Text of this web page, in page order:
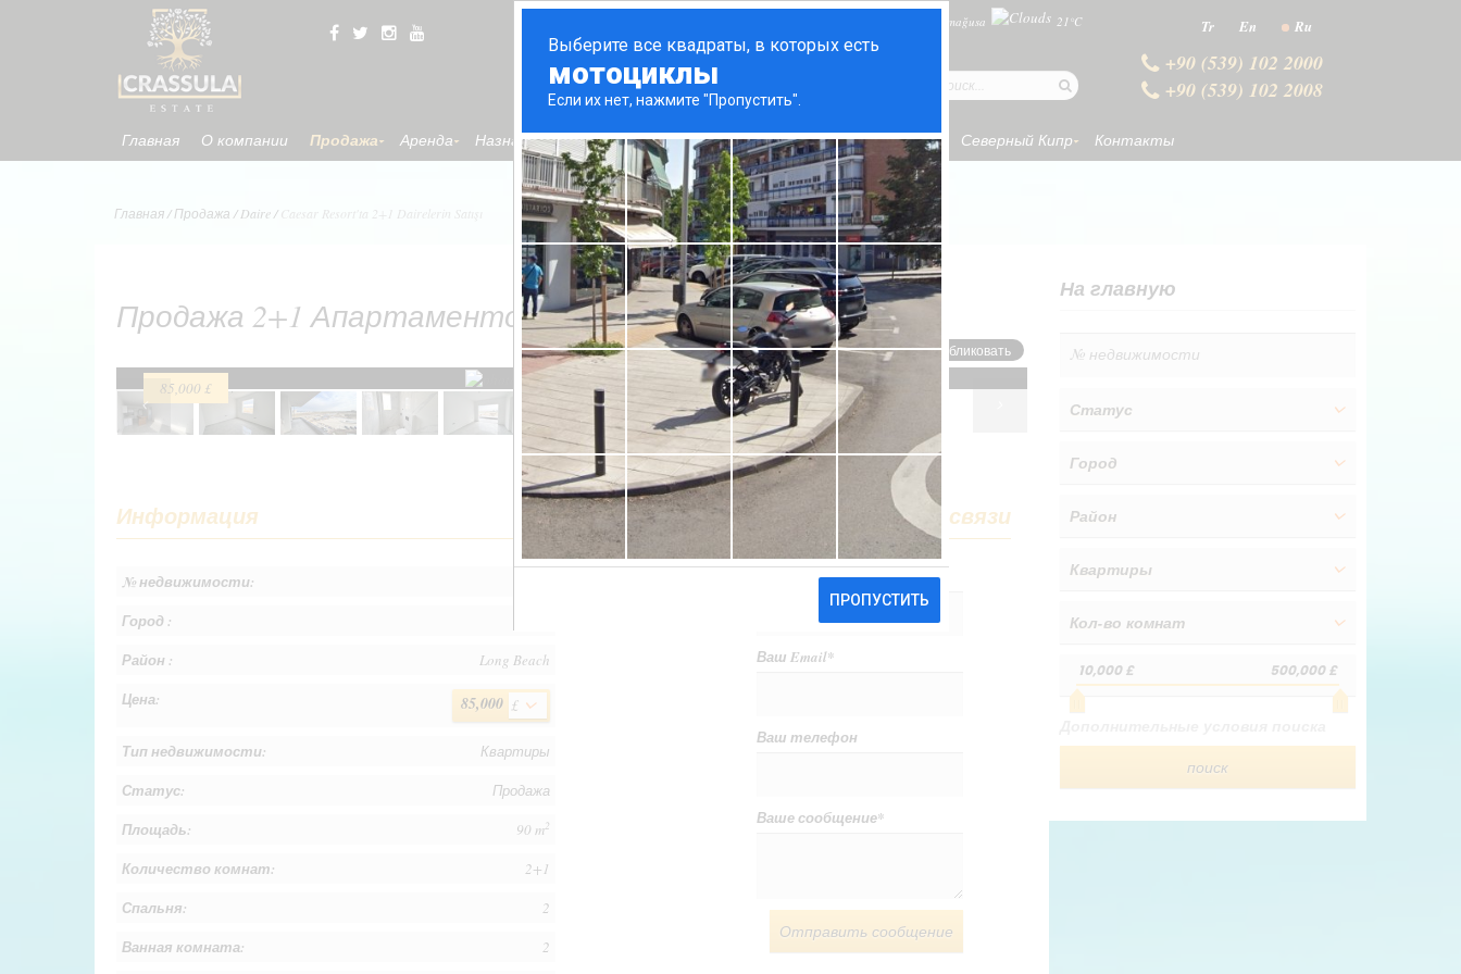
Tr En Ru
Gazimağusa 21°C
+90 (539) 102 2000
+90 (539) 102 2008
Главная О компании Продажа Аренда Назначить встречу Информация для покупателей Услуги Северный Кипр Контакты
Главная/ Продажа / Daire/ Caesar Resort'ta 2+1 Dairelerin Satışı
Продажа 2+1 Апартаментов в Caesar Resort
85,000 £
Информация
№ недвижимости:
Город :
Район :
Long Beach
Цена:
85,000 £
Тип недвижимости:
Квартиры
Статус:
Продажа
Площадь:
90 m2
Количество комнат:
2+1
Спальня:
2
Ванная комната:
2
Форма обратной связи
Ваше имя*
Ваш Email*
Ваш телефон
Ваше сообщение*
Отправить сообщение
На главную
Статус
Город
Район
Квартиры
Кол-во комнат
10,000 £ 500,000 £